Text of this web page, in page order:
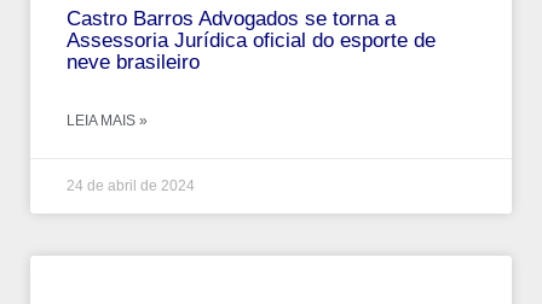
Castro Barros Advogados se torna a
Assessoria Jurídica oficial do esporte de
neve brasileiro
LEIA MAIS »
24 de abril de 2024